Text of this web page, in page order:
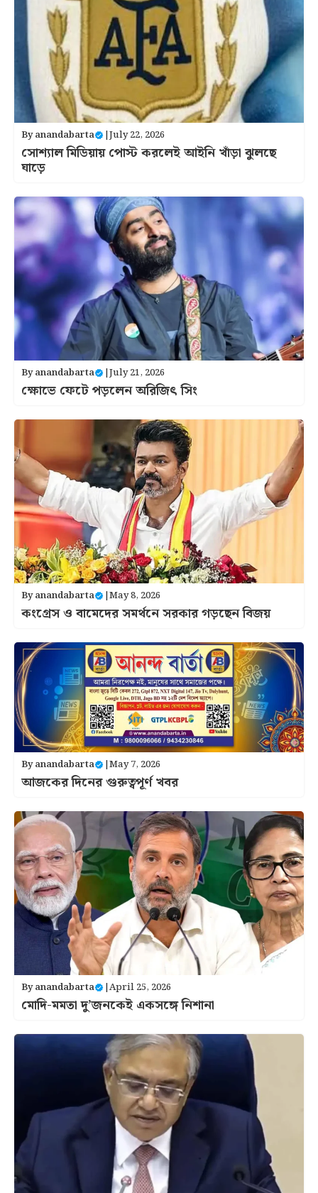
Byanandabarta |July 22, 2026
সোশ্যাল মিডিয়ায় পোস্ট করলেই আইনি খাঁড়া ঝুলছে
ঘাড়ে
Byanandabarta |July 21, 2026
ক্ষোভে ফেটে পড়লেন অরিজিৎ সিং
Byanandabarta |May 8, 2026
কংগ্রেস ও বামেদের সমর্থনে সরকার গড়ছেন বিজয়
Byanandabarta |May 7, 2026
আজকের দিনের গুরুত্বপূর্ণ খবর
Byanandabarta |April 25, 2026
মোদি-মমতা দু’জনকেই একসঙ্গে নিশানা